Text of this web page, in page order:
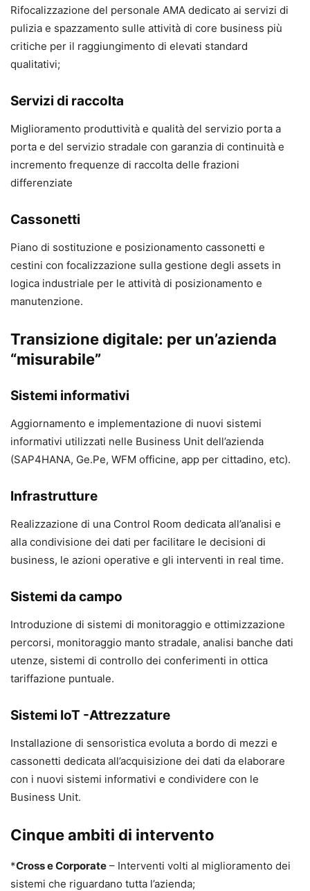
Rifocalizzazione del personale AMA dedicato ai servizi di
pulizia e spazzamento sulle attività di core business più
critiche per il raggiungimento di elevati standard
qualitativi;
Servizi di raccolta
Miglioramento produttività e qualità del servizio porta a
porta e del servizio stradale con garanzia di continuità e
incremento frequenze di raccolta delle frazioni
differenziate
Cassonetti
Piano di sostituzione e posizionamento cassonetti e
cestini con focalizzazione sulla gestione degli assets in
logica industriale per le attività di posizionamento e
manutenzione.
Transizione digitale: per un’azienda
“misurabile”
Sistemi informativi
Aggiornamento e implementazione di nuovi sistemi
informativi utilizzati nelle Business Unit dell’azienda
(SAP4HANA, Ge.Pe, WFM officine, app per cittadino, etc).
Infrastrutture
Realizzazione di una Control Room dedicata all’analisi e
alla condivisione dei dati per facilitare le decisioni di
business, le azioni operative e gli interventi in real time.
Sistemi da campo
Introduzione di sistemi di monitoraggio e ottimizzazione
percorsi, monitoraggio manto stradale, analisi banche dati
utenze, sistemi di controllo dei conferimenti in ottica
tariffazione puntuale.
Sistemi IoT -Attrezzature
Installazione di sensoristica evoluta a bordo di mezzi e
cassonetti dedicata all’acquisizione dei dati da elaborare
con i nuovi sistemi informativi e condividere con le
Business Unit.
Cinque ambiti di intervento
*Cross e Corporate – Interventi volti al miglioramento dei
sistemi che riguardano tutta l’azienda;